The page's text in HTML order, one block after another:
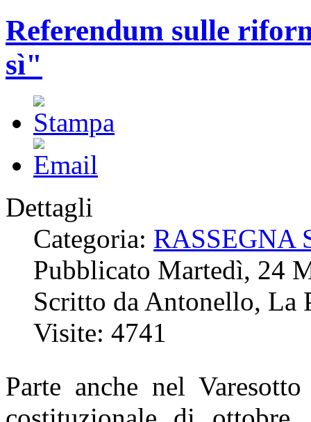
Referendum sulle
sì"
Dettagli
Categoria: RASSEGNA
Pubblicato Martedì, 24
Scritto da Antonello, La
Visite: 4741
Parte anche nel